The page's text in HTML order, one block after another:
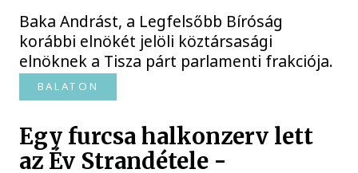
Baka Andrást, a Legfelsőbb Bíróság
korábbi elnökét jelöli köztársasági
elnöknek a Tisza párt parlamenti frakciója.
BALATON
Egy furcsa halkonzerv lett
az Év Strandétele -